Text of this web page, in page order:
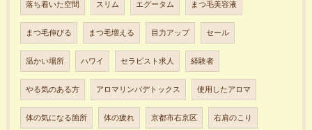
落ち着いた空間 スリム エグータム まつ毛美容液
まつ毛伸びる まつ毛増える 目力アップ セール
温かい場所 ハワイ セラピスト求人 経験者
やる気のある方 アロマリンパデトックス 使用したアロマ
体の気になる箇所 体の疲れ 京都市右京区 右肩のこり